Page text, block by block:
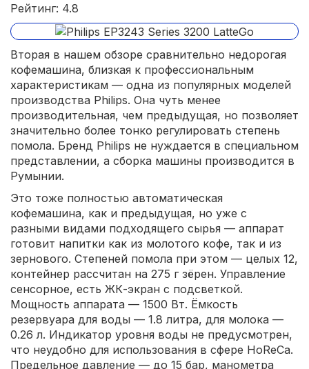
Рейтинг: 4.8
Вторая в нашем обзоре сравнительно недорогая
кофемашина, близкая к профессиональным
характеристикам — одна из популярных моделей
производства Philips. Она чуть менее
производительная, чем предыдущая, но позволяет
значительно более тонко регулировать степень
помола. Бренд Philips не нуждается в специальном
представлении, а сборка машины производится в
Румынии.
Это тоже полностью автоматическая
кофемашина, как и предыдущая, но уже с
разными видами подходящего сырья — аппарат
готовит напитки как из молотого кофе, так и из
зернового. Степеней помола при этом — целых 12,
контейнер рассчитан на 275 г зёрен. Управление
сенсорное, есть ЖК-экран с подсветкой.
Мощность аппарата — 1500 Вт. Ёмкость
резервуара для воды — 1.8 литра, для молока —
0.26 л. Индикатор уровня воды не предусмотрен,
что неудобно для использования в сфере HoReCa.
Предельное давление — до 15 бар, манометра